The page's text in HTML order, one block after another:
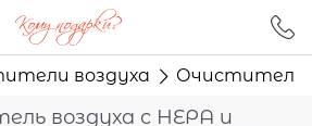
воздуха Очиститель
воздуха с НЕРА и